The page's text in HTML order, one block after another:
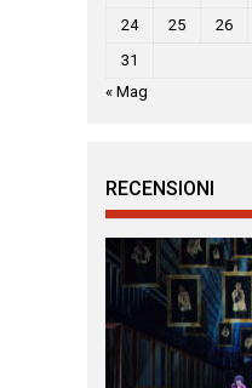
24
25 26
31
« Mag
RECENSIONI